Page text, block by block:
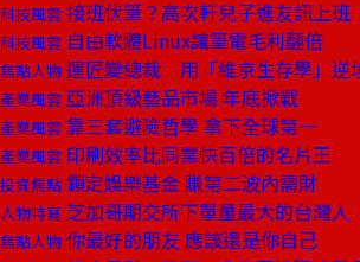
科技風雲 接班伏筆？高次軒兒子進友訊上班
科技風雲 自由軟體Linux讓筆電毛利翻倍
焦點人物 運匠變總裁 用「維京生存學」逆
產業風雲 亞洲頂級藝品市場 年底掀戰
產業風雲 靠三套避險哲學 拿下全球第一
產業風雲 印刷效率比同業快百倍的名片王
投資焦點 鎖定娛樂基金 賺第二波內需財
人物特寫 芝加哥期交所下單量最大的台灣人
焦點人物 你最好的朋友 應該還是你自己